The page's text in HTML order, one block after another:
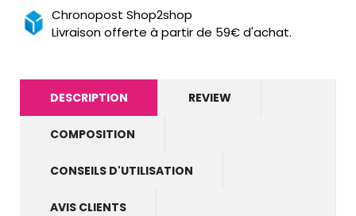
Chronopost Shop2shop
Livraison offerte à partir de 59€ d'achat.
DESCRIPTION REVIEW
COMPOSITION
CONSEILS D'UTILISATION
AVIS CLIENTS